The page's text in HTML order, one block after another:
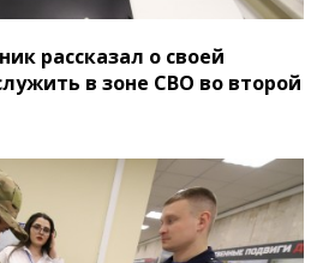
рассказал о своей
в зоне СВО во второй